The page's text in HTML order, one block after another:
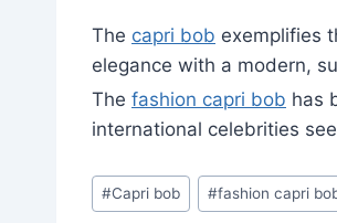
The capri bob exemplifies
elegance with a modern,
The fashion capri bob has
international celebrities
Post
Tags:
#Capri bob #fashion capri